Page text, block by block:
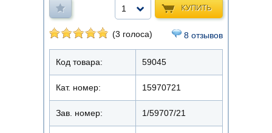
КУПИТЬ
1
(3 голоса) 8 отзывов
Код товара: 59045
Кат. номер: 15970721
Зав. номер: 1/59707/21